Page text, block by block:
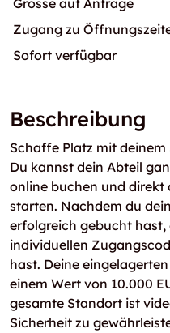
Grösse auf Anfrage
Zugang zu
Sofort verfügbar
Beschreibung
Schaffe Platz mit
Du kannst dein Abteil
online buchen und direkt
starten. Nachdem du
erfolgreich gebucht hast,
individuellen
hast. Deine
einem Wert von 10.000
gesamte Standort ist
Sicherheit zu